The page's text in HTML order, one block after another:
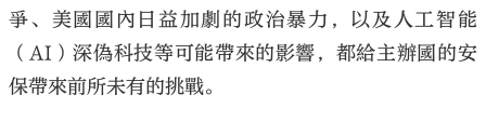
爭、美國國內日益加劇的政治暴力，以及人工智能
（AI）深偽科技等可能帶來的影響，都給主辦國的安
保帶來前所未有的挑戰。